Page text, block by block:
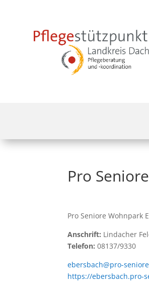
Pro
Pro Seniore Wohnpark
Anschrift: Lindacher
Telefon:08137/9330
ebersbach@pro-
https://ebersbach.pro-